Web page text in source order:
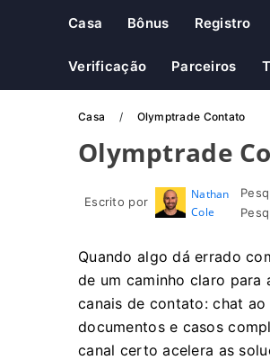
Casa Bônus Registro
Verificação Parceiros
Casa Olymptrade Contato
Olymptrade
Escrito por
Nathan
Cole
Quando algo dá errado
de um caminho claro para
canais de contato: chat
documentos e casos
canal certo acelera as